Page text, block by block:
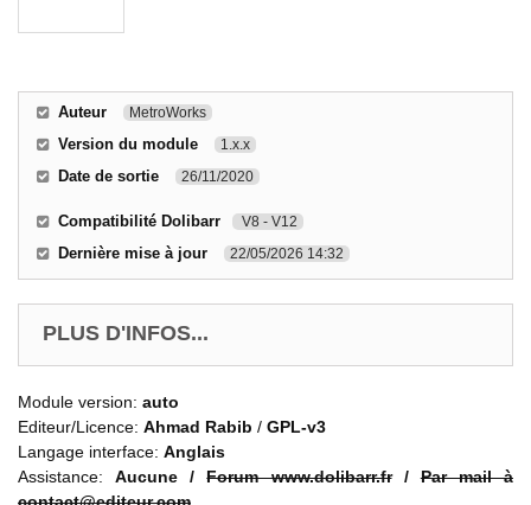
Auteur MetroWorks
Version du module 1.x.x
Date de sortie 26/11/2020
Compatibilité Dolibarr V8 - V12
Dernière mise à jour 22/05/2026 14:32
PLUS D'INFOS...
Module version: auto
Editeur/Licence: Ahmad Rabib / GPL-v3
Langage interface: Anglais
Assistance:Aucune /Forum www.dolibarr.fr/Par mail à